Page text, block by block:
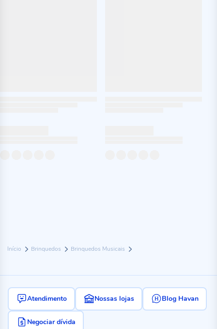
Início Brinquedos Brinquedos Musicais
Atendimento Nossas lojas Blog Havan
Negociar dívida